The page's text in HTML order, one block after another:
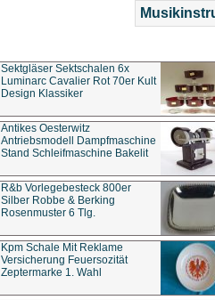
Sektgläser Sektschalen 6x
Luminarc Cavalier Rot 70er Kult
Design Klassiker
Antikes Oesterwitz
Antriebsmodell Dampfmaschine
Stand Schleifmaschine Bakelit
R&b Vorlegebesteck 800er
Silber Robbe & Berking
Rosenmuster 6 Tlg.
Kpm Schale Mit Reklame
Versicherung Feuersozität
Zeptermarke 1. Wahl